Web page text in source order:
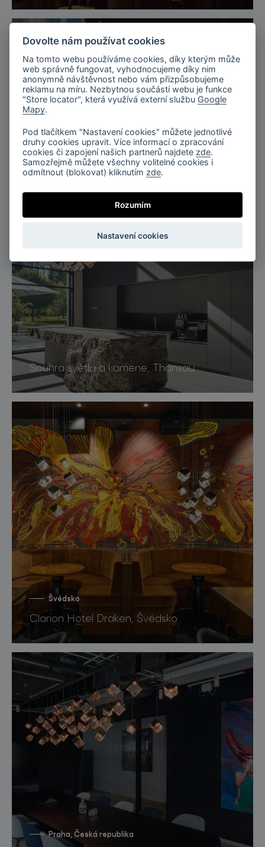
Švédsko
Salonky letiště Arlanda, Švédsko
Souhra světla a kamene, Thansau
Švédsko
Clarion Hotel Draken, Švédsko
Praha, Česká republika
Dovolte nám používat cookies
Na tomto webu používáme cookies, díky kterým může
web správně fungovat, vyhodnocujeme díky nim
anonymně návštěvnost nebo vám přizpůsobujeme
reklamu na míru. Nezbytnou součástí webu je funkce
"Store locator", která využívá externí službu Google
Mapy
Pod tlačítkem "Nastavení cookies" můžete jednotlivé
druhy cookies upravit. Více informací o zpracování
cookies či zapojení našich partnerů najdete zde
Samozřejmě můžete všechny volitelné cookies i
odmítnout (blokovat) kliknutím zde
Rozumím
Nastavení cookies